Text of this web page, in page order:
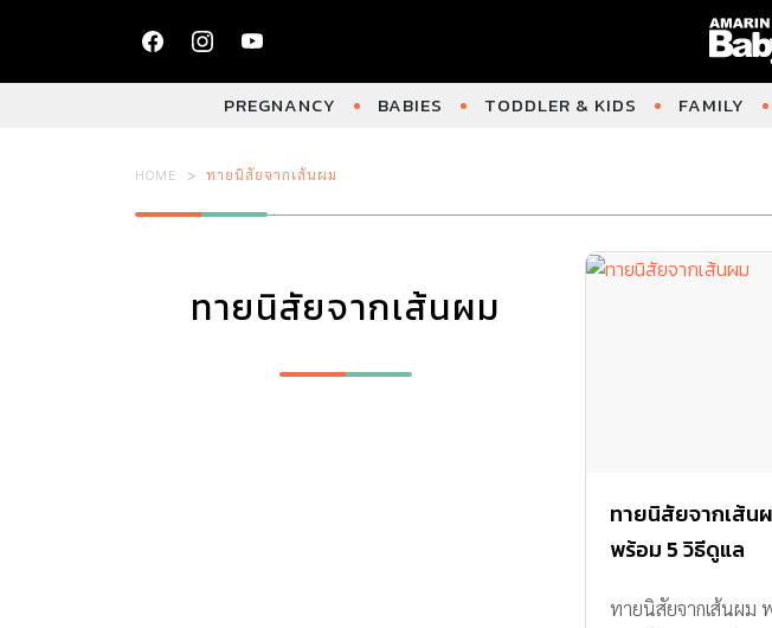
PREGNANCY BABIES TODDLER & KIDS FAMILY
HOME ทายนิสัยจากเส้นผม
ทายนิสัยจากเส้นผม
ทายนิสัยจากเส้
พร้อม 5 วิธีดูแล
ทายนิสัยจากเส้นผม